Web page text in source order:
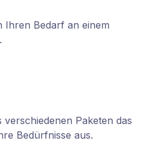
Ihren Bedarf an einem
verschiedenen Paketen das
Bedürfnisse aus.